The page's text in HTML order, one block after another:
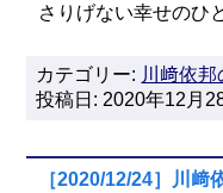
さりげない幸せのひ
カテゴリー: 川﨑依邦
投稿日: 2020年12月
［2020/12/24］川